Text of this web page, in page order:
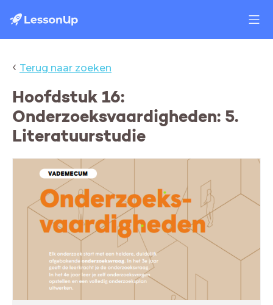
‹ Terug naar zoeken
Hoofdstuk 16:
Onderzoeksvaardigheden: 5.
Literatuurstudie